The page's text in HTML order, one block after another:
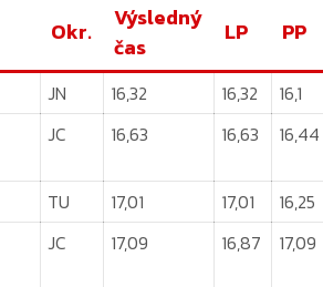
Okr.
Výsledný
čas
LP PP
JN 16,32 16,32
16,1
JC 16,63 16,63 16,44
TU 17,01 17,01
16,25
JC 17,09 16,87 17,09